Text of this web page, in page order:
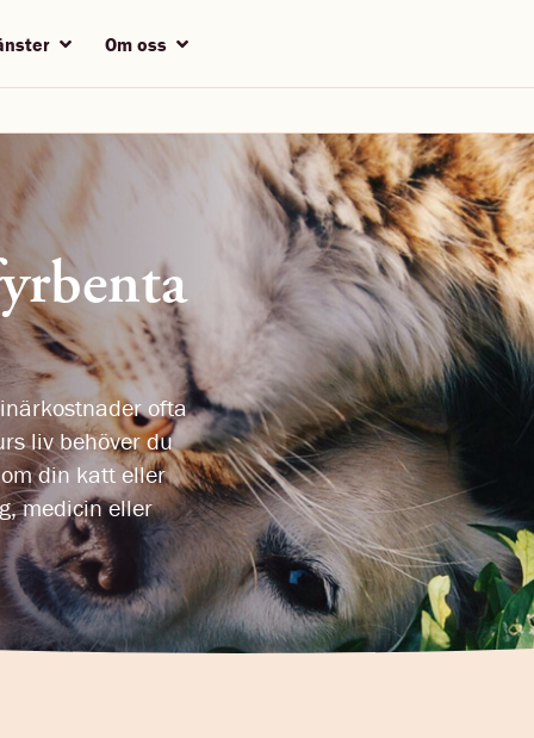
Om oss
ofta
liv behöver du
din katt eller
medicin eller